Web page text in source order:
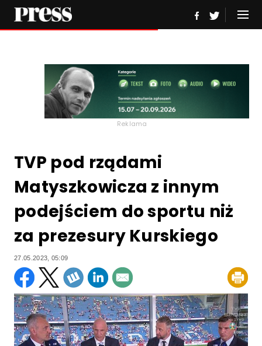
Reklama
TVP pod rządami
Matyszkowicza z innym
podejściem do sportu niż
za prezesury Kurskiego
27.05.2023, 05:09